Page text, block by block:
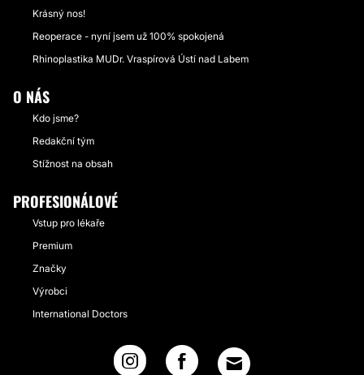
Krásný nos!
Reoperace - nyní jsem už 100% spokojená
Rhinoplastika MUDr. Vraspírová Ústí nad Labem
O NÁS
Kdo jsme?
Redakční tým
Stížnost na obsah
PROFESIONÁLOVÉ
Vstup pro lékaře
Premium
Značky
Výrobci
International Doctors